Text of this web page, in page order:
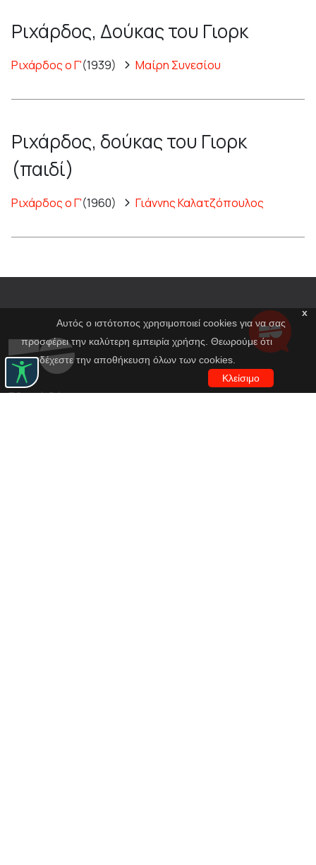
Ριχάρδος, Δούκας του Γιορκ
Ριχάρδος ο Γ'(1939) Μαίρη Συνεσίου
Ριχάρδος, δούκας του Γιορκ
(παιδί)
Ριχάρδος ο Γ'(1960) Γιάννης Καλατζόπουλος
x
Αυτός ο ιστότοπος χρησιμοποιεί cookies για να σας
προσφέρει την καλύτερη εμπειρία χρήσης. Θεωρούμε ότι
αποδέχεστε την αποθήκευση όλων των cookies.
Κλείσιμο
Εθνικό Θέατρο